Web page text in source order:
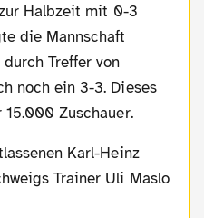
Halbzeit mit 0-3
die Mannschaft
Treffer von
noch ein 3-3. Dieses
Zuschauer.
Trainer Uli Maslo